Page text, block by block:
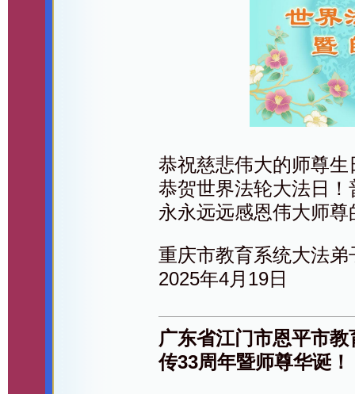
恭祝慈悲伟大的师尊生
恭贺世界法轮大法日！
永永远远感恩伟大师
重庆市教育系统大法弟
2025年4月19日
广东省江门市恩平市
传33周年暨师尊华诞！